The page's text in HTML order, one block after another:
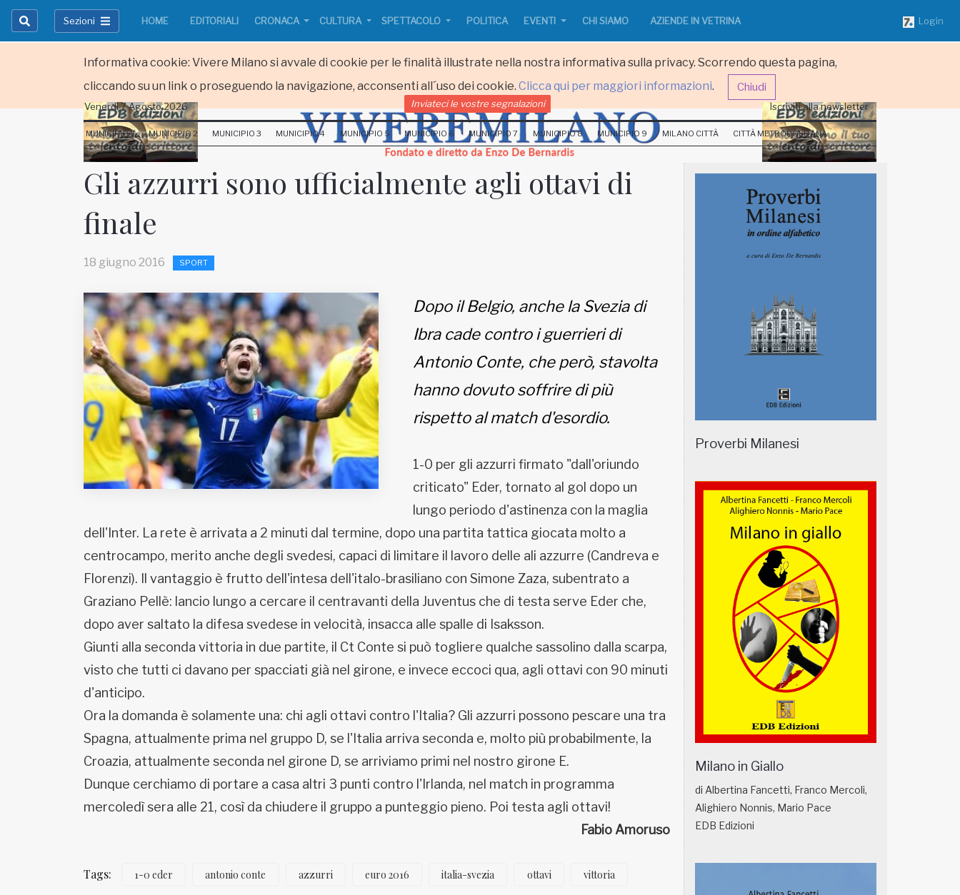
Informativa cookie: Vivere Milano si avvale di cookie per le finalità illustrate nella nostra informativa sulla privacy. Scorrendo questa pagina,
cliccando su un link o proseguendo la navigazione, acconsenti all´uso dei cookie. Clicca qui per maggiori informazioni. Chiudi
Sezioni HOME EDITORIALI CRONACA CULTURA SPETTACOLO POLITICA EVENTI CHI SIAMO AZIENDE IN VETRINA Login
Inviateci le vostre segnalazioni
Iscriviti alla newsletter
www.viveremilano.info
Fondato e diretto da Enzo De
EDB edizioni - Via Brivio angolo C.
Imbonati, 89 20159 Milano (Italia)
Informativa sulla privacy
Venerdi 7 Agosto 2026 Inviateci le vostre segnalazioni Iscriviti alla newsletter
MUNICIPIO 1 MUNICIPIO 2 MUNICIPIO 3 MUNICIPIO 4 MUNICIPIO 5 MUNICIPIO 6 MUNICIPIO 7 MUNICIPIO 8 MUNICIPIO 9 MILANO CITTÀ CITTÀ METROPOLITANA
Gli azzurri sono ufficialmente agli ottavi di
finale
18 giugno 2016 SPORT
Dopo il Belgio, anche la Svezia di
Ibra cade contro i guerrieri di
Antonio Conte, che però, stavolta
hanno dovuto soffrire di più
rispetto al match d'esordio.
1-0 per gli azzurri firmato "dall'oriundo
criticato" Eder, tornato al gol dopo un
lungo periodo d'astinenza con la maglia
dell'Inter. La rete è arrivata a 2 minuti dal termine, dopo una partita tattica giocata molto a
centrocampo, merito anche degli svedesi, capaci di limitare il lavoro delle ali azzurre (Candreva e
Florenzi). Il vantaggio è frutto dell'intesa dell'italo-brasiliano con Simone Zaza, subentrato a
Graziano Pellè: lancio lungo a cercare il centravanti della Juventus che di testa serve Eder che,
dopo aver saltato la difesa svedese in velocità, insacca alle spalle di Isaksson.
Giunti alla seconda vittoria in due partite, il Ct Conte si può togliere qualche sassolino dalla scarpa,
visto che tutti ci davano per spacciati già nel girone, e invece eccoci qua, agli ottavi con 90 minuti
d'anticipo.
Ora la domanda è solamente una: chi agli ottavi contro l'Italia? Gli azzurri possono pescare una tra
Spagna, attualmente prima nel gruppo D, se l'Italia arriva seconda e, molto più probabilmente, la
Croazia, attualmente seconda nel girone D, se arriviamo primi nel nostro girone E.
Dunque cerchiamo di portare a casa altri 3 punti contro l'Irlanda, nel match in programma
mercoledì sera alle 21, così da chiudere il gruppo a punteggio pieno. Poi testa agli ottavi!
Fabio Amoruso
Tags: 1-0 eder antonio conte azzurri euro 2016 italia-svezia ottavi vittoria
Proverbi Milanesi
Milano in Giallo
di Albertina Fancetti, Franco Mercoli,
Alighiero Nonnis, Mario Pace
EDB Edizioni